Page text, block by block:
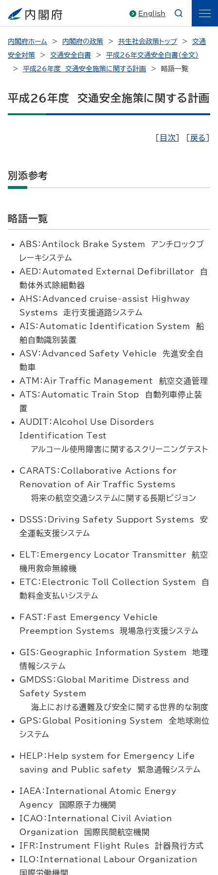
English
内閣府ホーム 内閣府の政策 共生社会政策トップ
交通
安全対策
交通安全白書
平成26年交通安全白書（全文）
平成26年度 交通安全施策に関する計画
略語一覧
平成26年度 交通安全施策に関する計画
目次 戻る
別添参考
略語一覧
ABS：Antilock Brake System アンチロックブ
レーキシステム
AED：Automated External Defibrillator 自
動体外式除細動器
AHS：Advanced cruise-assist Highway
Systems 走行支援道路システム
AIS：Automatic Identification System 船
舶自動識別装置
ASV：Advanced Safety Vehicle 先進安全自
動車
ATM：Air Traffic Management 航空交通管理
ATS：Automatic Train Stop 自動列車停止装
置
AUDIT：Alcohol Use Disorders
Identification Test
アルコール使用障害に関するスクリーニングテスト
CARATS：Collaborative Actions for
Renovation of Air Traffic Systems
将来の航空交通システムに関する長期ビジョン
DSSS：Driving Safety Support Systems 安
全運転支援システム
ELT：Emergency Locator Transmitter 航空
機用救命無線機
ETC：Electronic Toll Collection System 自
動料金支払いシステム
FAST：Fast Emergency Vehicle
Preemption Systems 現場急行支援システム
GIS：Geographic Information System 地理
情報システム
GMDSS：Global Maritime Distress and
Safety System
海上における遭難及び安全に関する世界的な制度
GPS：Global Positioning System 全地球測位
システム
HELP：Help system for Emergency Life
saving and Public safety 緊急通報システム
IAEA：International Atomic Energy
Agency 国際原子力機関
ICAO：International Civil Aviation
Organization 国際民間航空機関
IFR：Instrument Flight Rules 計器飛行方式
ILO：International Labour Organization
国際労働機関